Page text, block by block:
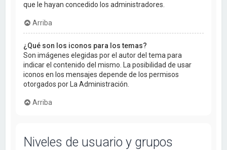
que le hayan concedido los administradores.
Arriba
¿Qué son los iconos para los temas?
Son imágenes elegidas por el autor del tema para
indicar el contenido del mismo. La posibilidad de usar
iconos en los mensajes depende de los permisos
otorgados por La Administración.
Arriba
Niveles de usuario y grupos